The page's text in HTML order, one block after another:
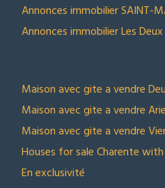
Annonces immobilier SAINT-
Annonces immobilier Les
Maison avec gite a vendre
Maison avec gite a vendre
Maison avec gite a vendre
Houses for sale Charente
En exclusivité